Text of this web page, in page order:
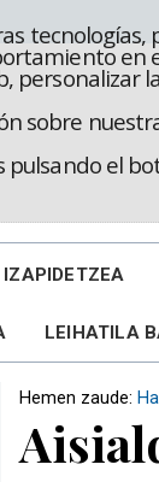
personalizar
sobre
el
IZAPIDETZEA
LEIHATILA
Hemen zaude: